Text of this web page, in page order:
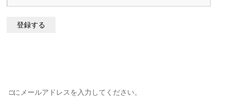
□にメールアドレスを入力してください。